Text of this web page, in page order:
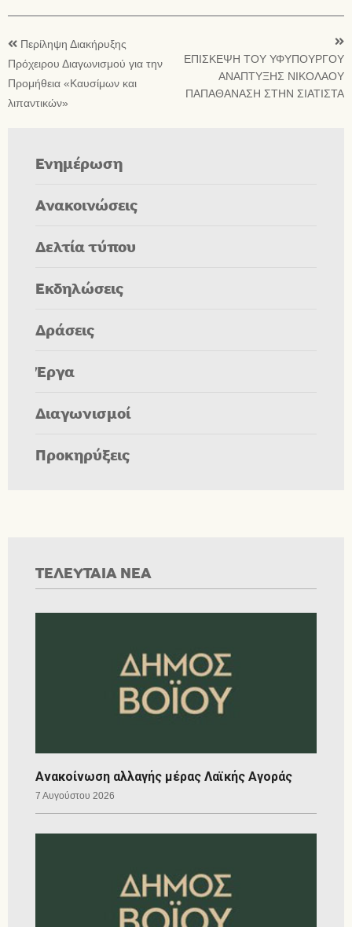
Περίληψη Διακήρυξης
Πρόχειρου Διαγωνισμού για την
Προμήθεια «Καυσίμων και
λιπαντικών»
ΕΠΙΣΚΕΨΗ ΤΟΥ ΥΦΥΠΟΥΡΓΟΥ
ΑΝΑΠΤΥΞΗΣ ΝΙΚΟΛΑΟΥ
ΠΑΠΑΘΑΝΑΣΗ ΣΤΗΝ ΣΙΑΤΙΣΤΑ
Ενημέρωση
Ανακοινώσεις
Δελτία τύπου
Εκδηλώσεις
Δράσεις
Έργα
Διαγωνισμοί
Προκηρύξεις
ΤΕΛΕΥΤΑΙΑ ΝΕΑ
Ανακοίνωση αλλαγής μέρας Λαϊκής Αγοράς
7 Αυγούστου 2026